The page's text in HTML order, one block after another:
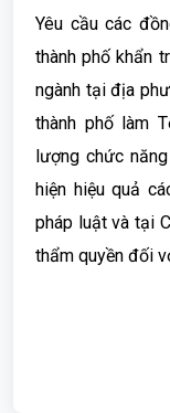
Yêu cầu các
thành phố khẩn
ngành tại địa
thành phố làm
lượng chức
hiện hiệu quả
pháp luật và tại
thẩm quyền đối